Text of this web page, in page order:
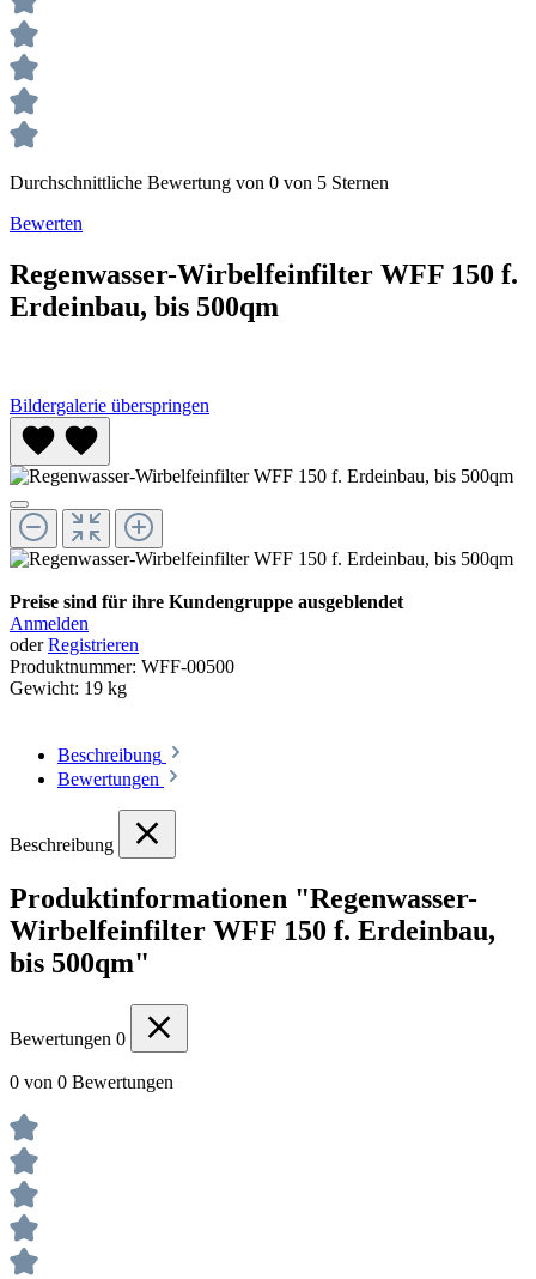
Durchschnittliche Bewertung von 0 von 5 Sternen
Bewerten
Regenwasser-Wirbelfeinfilter WFF 150 f.
Erdeinbau, bis 500qm
Bildergalerie überspringen
Preise sind für ihre Kundengruppe ausgeblendet
Anmelden
oderRegistrieren
Produktnummer: WFF-00500
Gewicht: 19 kg
Beschreibung
Bewertungen
Beschreibung
Produktinformationen "Regenwasser-
Wirbelfeinfilter WFF 150 f. Erdeinbau,
bis 500qm"
Bewertungen 0
0 von 0 Bewertungen